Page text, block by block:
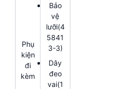
Phụ
kiện
đi
kèm
Bảo
vệ
lưỡi(4
5841
3-3)
Dây
đeo
vai(1